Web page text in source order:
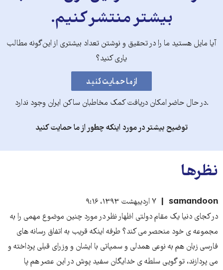
بیشتر منتشر کنیم.
آیا مایل هستید ما را در تحقیق و نوشتن تعداد بیشتری از این‌گونه مطالب
یاری کنید؟
.در حال حاضر امکان دریافت کمک مخاطبان ساکن ایران وجود ندارد
توضیح بیشتر در مورد اینکه چطور از ما حمایت کنید
نظرها
samandoon
۷ اردیبهشت ۱۳۹۳، ۹:۱۶
در کجای دنیا یک مقام دولتی اظهار نظر در مورد چنین موضوع مهمی را به
مجموعه ی خود منحصر می کند؟ طرفه اینکه قریب به اتفاق رسانه های
فارسی زبان هم به نوعی همدلی و سمپاتی با ایشان و وزرای قبلی پرداخته و
می پردازند، تو گویی سلطه ی خدایگان سفید پوش در این عصر هم پا